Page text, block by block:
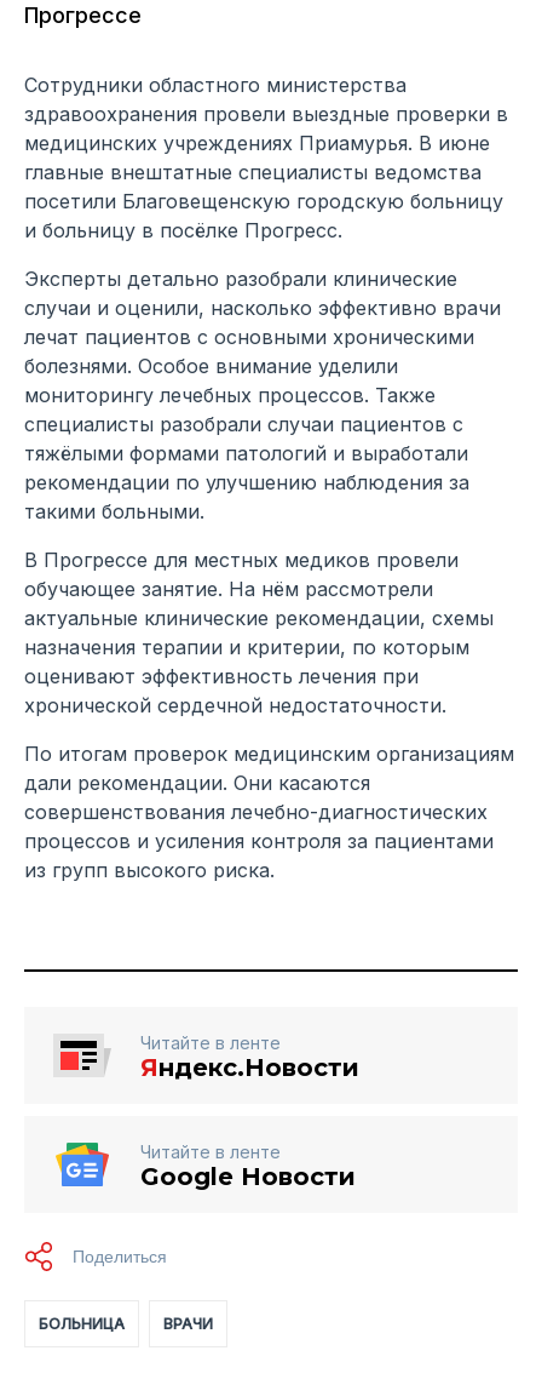
Прогрессе
Сотрудники областного министерства
здравоохранения провели выездные проверки в
медицинских учреждениях Приамурья. В июне
главные внештатные специалисты ведомства
посетили Благовещенскую городскую больницу
и больницу в посёлке Прогресс.
Эксперты детально разобрали клинические
случаи и оценили, насколько эффективно врачи
лечат пациентов с основными хроническими
болезнями. Особое внимание уделили
мониторингу лечебных процессов. Также
специалисты разобрали случаи пациентов с
тяжёлыми формами патологий и выработали
рекомендации по улучшению наблюдения за
такими больными.
В Прогрессе для местных медиков провели
обучающее занятие. На нём рассмотрели
актуальные клинические рекомендации, схемы
назначения терапии и критерии, по которым
оценивают эффективность лечения при
хронической сердечной недостаточности.
По итогам проверок медицинским организациям
дали рекомендации. Они касаются
совершенствования лечебно-диагностических
процессов и усиления контроля за пациентами
из групп высокого риска.
Читайте в ленте
Яндекс.Новости
Читайте в ленте
Google Новости
БОЛЬНИЦА ВРАЧИ